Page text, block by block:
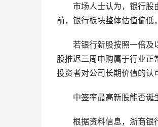
市场人士认为，银行股
前，银行板块整体估值偏低
若银行新股按照一倍及以
股推迟三周申购属于行业正
投资者对公司长期价值的认
中签率最高新股能否诞
根据资料信息，浙商银行